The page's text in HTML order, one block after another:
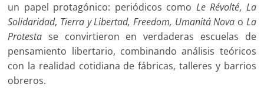
un papel protagónico: periódicos como Le Révolté, La
Solidaridad, Tierra y Libertad, Freedom, Umanitá Nova o La
Protesta se convirtieron en verdaderas escuelas de
pensamiento libertario, combinando análisis teóricos
con la realidad cotidiana de fábricas, talleres y barrios
obreros.